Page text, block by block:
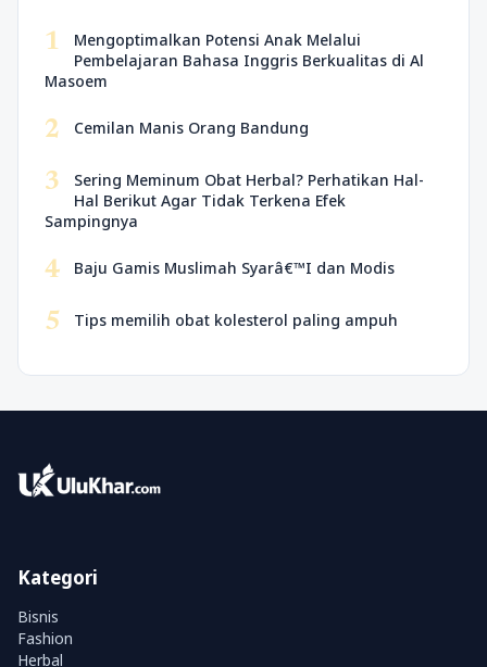
1
Mengoptimalkan Potensi Anak Melalui
Pembelajaran Bahasa Inggris Berkualitas di Al
Masoem
2 Cemilan Manis Orang Bandung
3
Sering Meminum Obat Herbal? Perhatikan Hal-
Hal Berikut Agar Tidak Terkena Efek
Sampingnya
4 Baju Gamis Muslimah Syarâ€™I dan Modis
5 Tips memilih obat kolesterol paling ampuh
Kategori
Bisnis
Fashion
Herbal